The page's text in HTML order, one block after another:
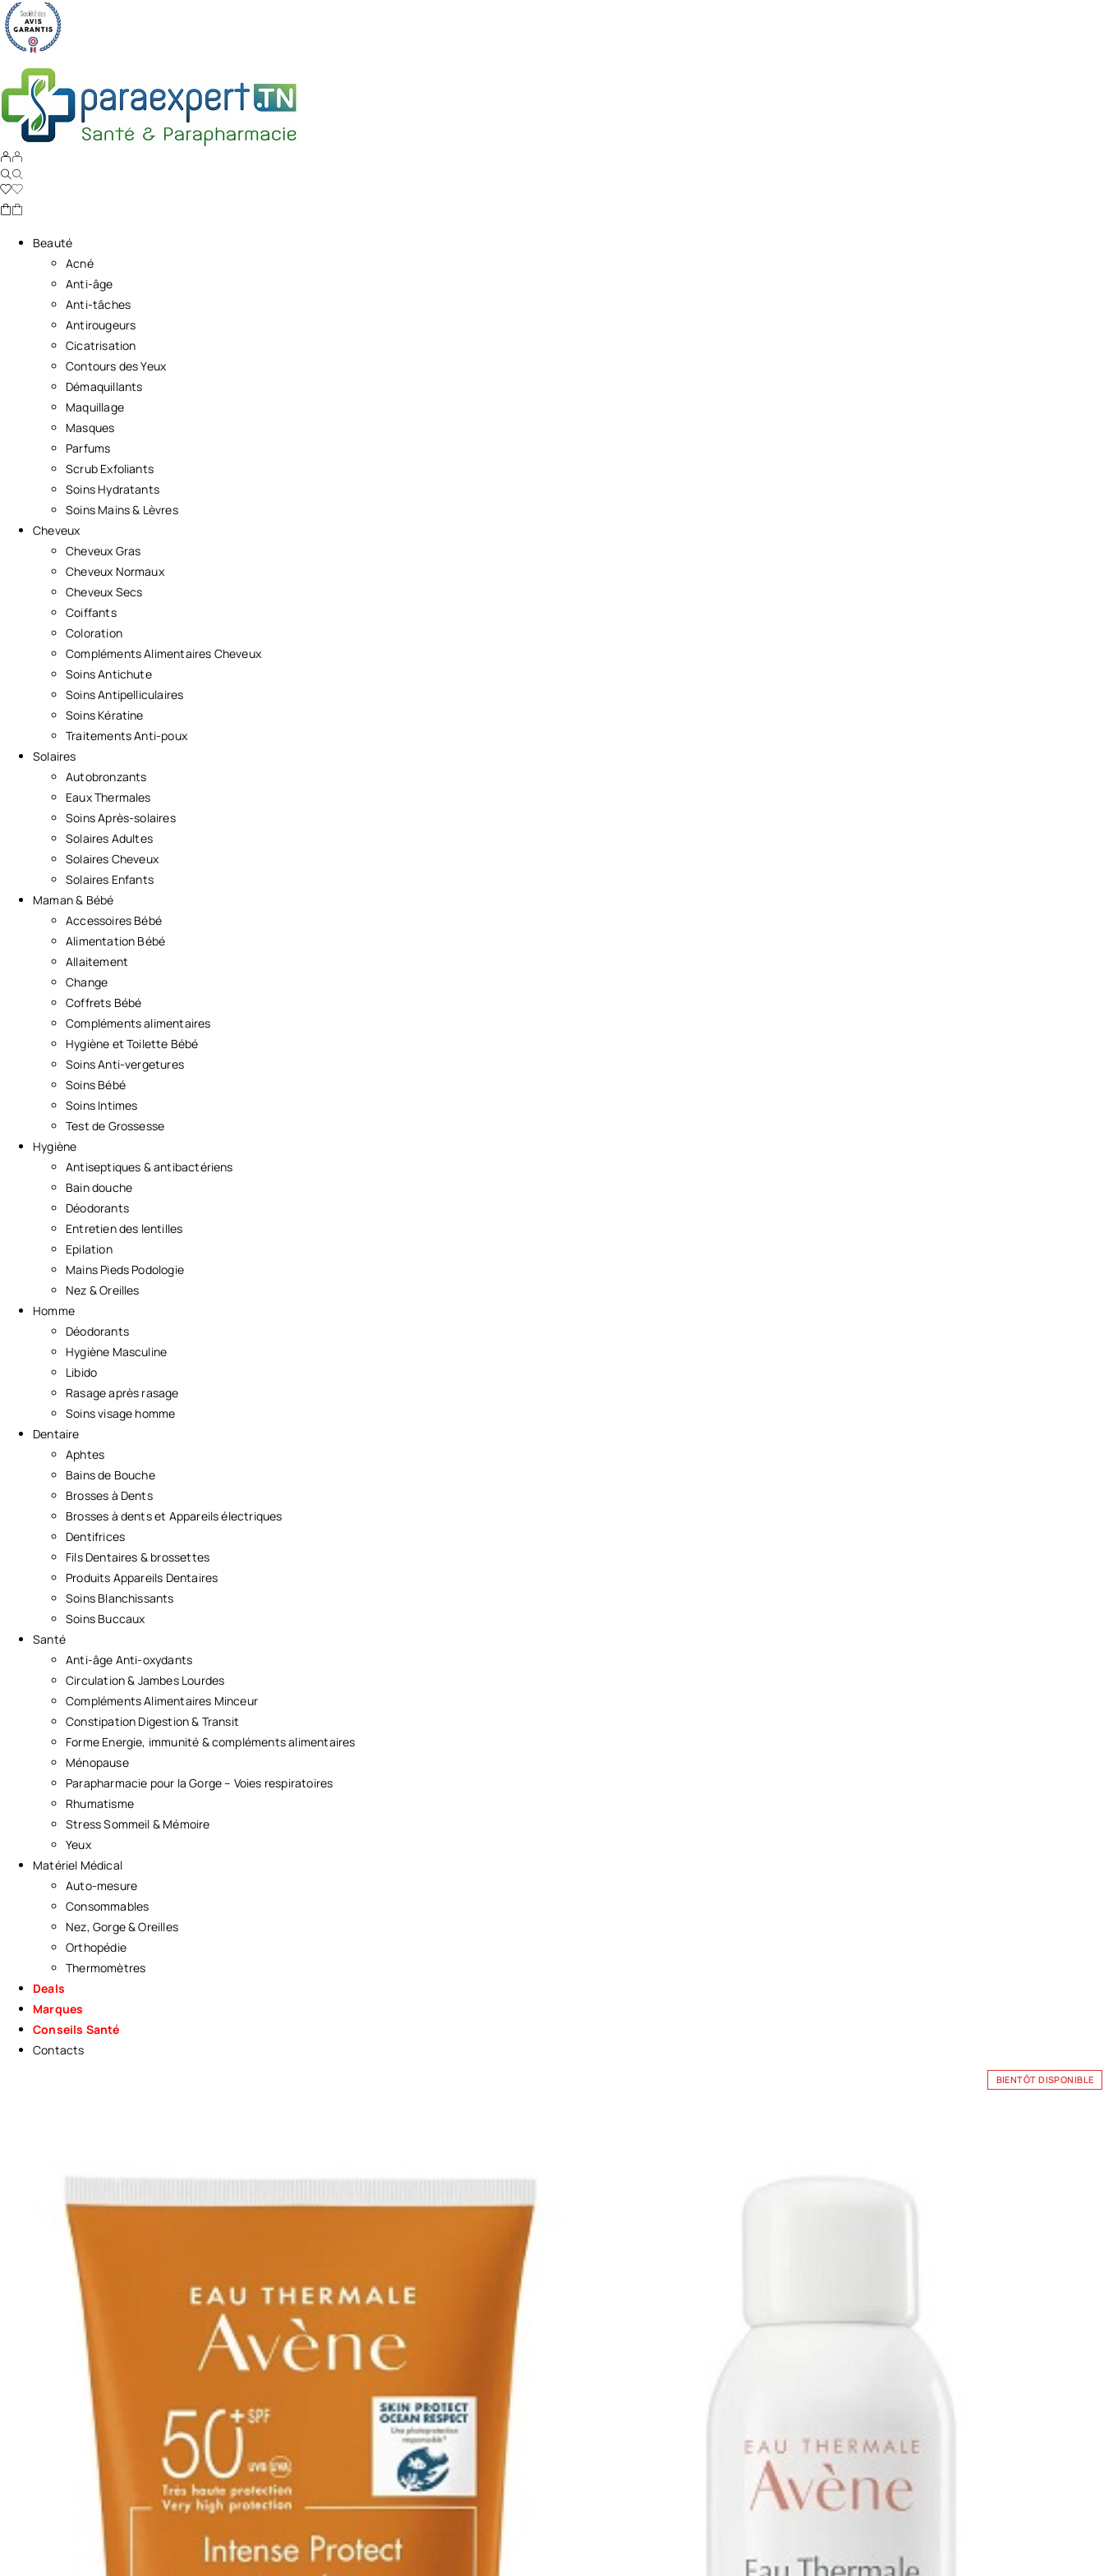
Beauté
Acné
Anti-âge
Anti-tâches
Antirougeurs
Cicatrisation
Contours des Yeux
Démaquillants
Maquillage
Masques
Parfums
Scrub Exfoliants
Soins Hydratants
Soins Mains & Lèvres
Cheveux
Cheveux Gras
Cheveux Normaux
Cheveux Secs
Coiffants
Coloration
Compléments Alimentaires Cheveux
Soins Antichute
Soins Antipelliculaires
Soins Kératine
Traitements Anti-poux
Solaires
Autobronzants
Eaux Thermales
Soins Après-solaires
Solaires Adultes
Solaires Cheveux
Solaires Enfants
Maman & Bébé
Accessoires Bébé
Alimentation Bébé
Allaitement
Change
Coffrets Bébé
Compléments alimentaires
Hygiène et Toilette Bébé
Soins Anti-vergetures
Soins Bébé
Soins Intimes
Test de Grossesse
Hygiène
Antiseptiques & antibactériens
Bain douche
Déodorants
Entretien des lentilles
Epilation
Mains Pieds Podologie
Nez & Oreilles
Homme
Déodorants
Hygiène Masculine
Libido
Rasage après rasage
Soins visage homme
Dentaire
Aphtes
Bains de Bouche
Brosses à Dents
Brosses à dents et Appareils électriques
Dentifrices
Fils Dentaires & brossettes
Produits Appareils Dentaires
Soins Blanchissants
Soins Buccaux
Santé
Anti-âge Anti-oxydants
Circulation & Jambes Lourdes
Compléments Alimentaires Minceur
Constipation Digestion & Transit
Forme Energie, immunité & compléments alimentaires
Ménopause
Parapharmacie pour la Gorge – Voies respiratoires
Rhumatisme
Stress Sommeil & Mémoire
Yeux
Matériel Médical
Auto-mesure
Consommables
Nez, Gorge & Oreilles
Orthopédie
Thermomètres
Deals
Marques
Conseils Santé
Contacts
BIENTÔT DISPONIBLE